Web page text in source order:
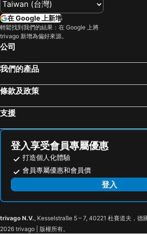
Hotel Maple Taiwan Boulevard
全國大飯店
Military 75 Hotel
台中日月千禧酒店
回行旅 逢甲館
Champs Elysees Hotel
OLAH Poshtel - Taichung Station
中欣商務
Royal Roi Hotel
Check Inn Taichung Qinghai
HUAN Serviced Residence
璞樹文旅
Hola Motel
台中逢甲天
台灣桃園國際機場
北投溫泉
台北市立動物園
義大遊樂世界
Taipei 101
台南花園夜
新竹內灣老街
高雄瑞豐夜市
嘉義車站
拉拉山
淡水老街
烏來溫泉
高雄夢時
饒河街觀光夜市
高雄六合夜
東海藝術商圈
台中工業區
在 Google 上新增
輕鬆找到我們的結果：在 Google 上將
trivago 新增為偏好來源。
公司
我們的產品
條款及政策
支援
登入享受會員專屬優惠
打造個人化體驗
會員專屬優惠和會員價
登入
trivago N.V., Kesselstraße 5 – 7, 40221 杜賽道夫，德
2026 trivago | 版權所有。